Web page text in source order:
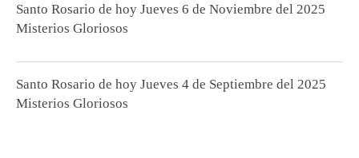
Santo Rosario de hoy Jueves 6 de Noviembre del 2025
Misterios Gloriosos
Santo Rosario de hoy Jueves 4 de Septiembre del 2025
Misterios Gloriosos